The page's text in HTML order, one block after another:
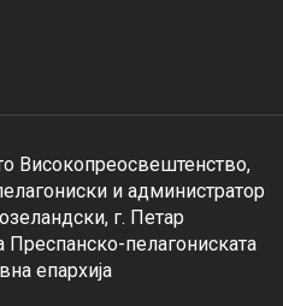
Високопреосвештенство,
и администратор
г. Петар
пелагониската
епархија